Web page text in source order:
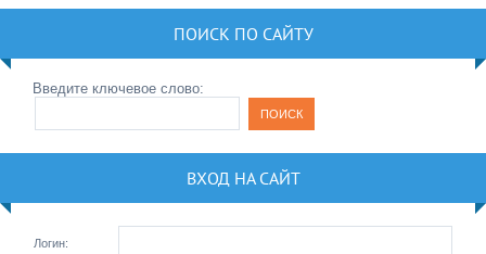
ПОИСК ПО САЙТУ
Введите ключевое слово:
ВХОД НА САЙТ
Логин: